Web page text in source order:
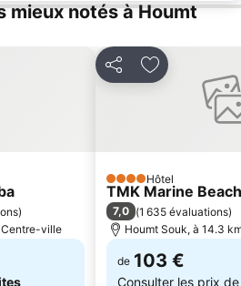
mieux notés à Houmt
)
Centre-ville
PartagerAjouter à
4 ÉtoilesHôtel
TMK Marine
7,0 (1 635 évaluations)
Houmt Souk, à 14.3
de 103 €
Consulter les prix